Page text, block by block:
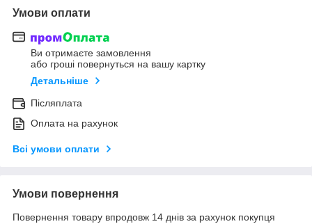
Умови оплати
Ви отримаєте замовлення
або гроші повернуться на вашу картку
Детальніше
Післяплата
Оплата на рахунок
Всі умови оплати
Умови повернення
Повернення товару впродовж 14 днів за рахунок покупця